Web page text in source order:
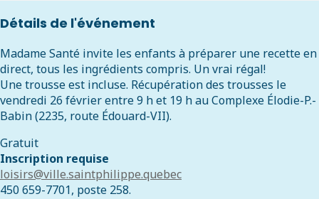
Détails de l'événement
Madame Santé invite les enfants à préparer une recette en
direct, tous les ingrédients compris. Un vrai régal!
Une trousse est incluse. Récupération des trousses le
vendredi 26 février entre 9 h et 19 h au Complexe Élodie-P.-
Babin (2235, route Édouard-VII).
Gratuit
Inscription requise
loisirs@ville.saintphilippe.quebec
450 659-7701, poste 258.